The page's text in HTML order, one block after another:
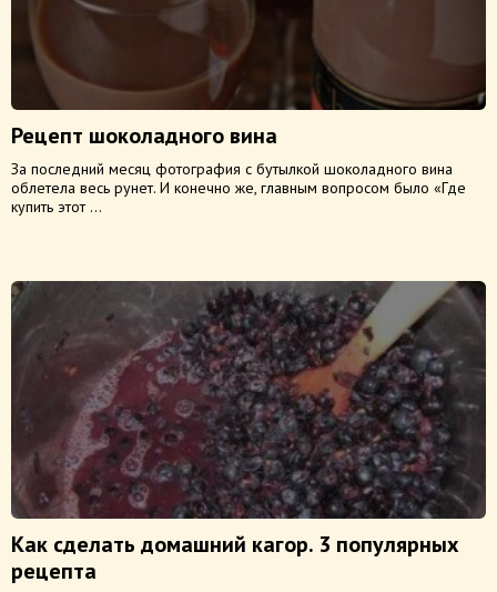
Рецепт шоколадного вина
За последний месяц фотография с бутылкой шоколадного вина
облетела весь рунет. И конечно же, главным вопросом было «Где
купить этот ...
Как сделать домашний кагор. 3 популярных
рецепта